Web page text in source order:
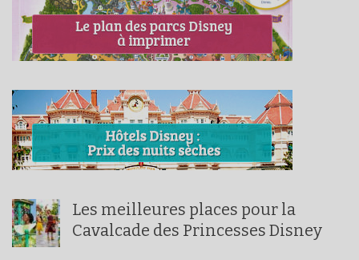
Les meilleures places pour la
Cavalcade des Princesses Disney